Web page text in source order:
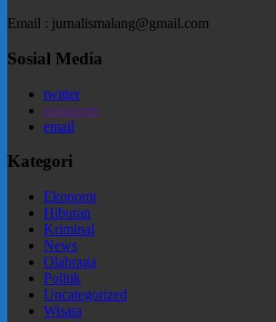
Email : jurnalismalang@gmail.com
Sosial Media
twitter
instagram
email
Kategori
Ekonomi
Hiburan
Kriminal
News
Olahraga
Politik
Uncategorized
Wisata